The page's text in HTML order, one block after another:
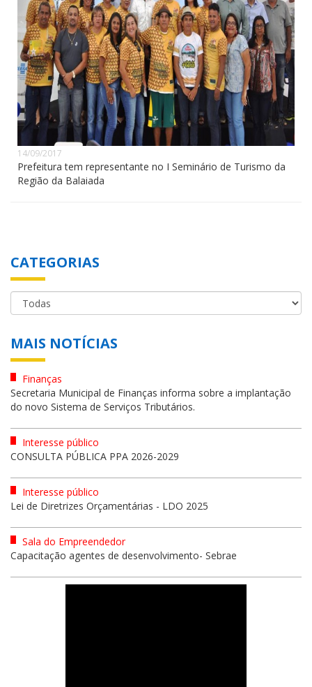
14/09/2017
Prefeitura tem representante no I Seminário de Turismo da
Região da Balaiada
CATEGORIAS
MAIS NOTÍCIAS
Finanças
Secretaria Municipal de Finanças informa sobre a implantação
do novo Sistema de Serviços Tributários.
Interesse público
CONSULTA PÚBLICA PPA 2026-2029
Interesse público
Lei de Diretrizes Orçamentárias - LDO 2025
Sala do Empreendedor
Capacitação agentes de desenvolvimento- Sebrae